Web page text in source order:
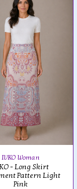
IVKO Woman
- Long Skirt
Pattern Light
Pink